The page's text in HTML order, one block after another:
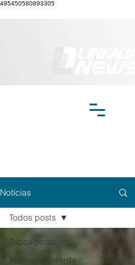
495450580893305
Notícias
Todos posts
#LinkadaNaRede
Todos posts